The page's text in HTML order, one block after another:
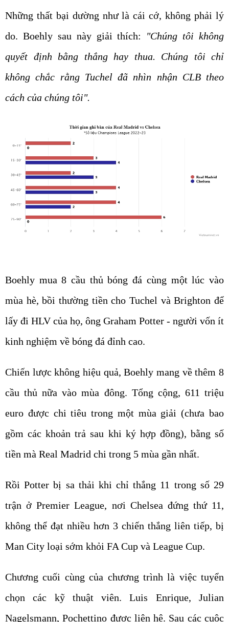
Những thất bại dường như là cái cớ, không phải lý
do. Boehly sau này giải thích: "Chúng tôi không
quyết định bằng thắng hay thua. Chúng tôi chỉ
không chắc rằng Tuchel đã nhìn nhận CLB theo
cách của chúng tôi".
Boehly mua 8 cầu thủ bóng đá cùng một lúc vào
mùa hè, bồi thường tiền cho Tuchel và Brighton để
lấy đi HLV của họ, ông Graham Potter - người vốn ít
kinh nghiệm về bóng đá đỉnh cao.
Chiến lược không hiệu quả, Boehly mang về thêm 8
cầu thủ nữa vào mùa đông. Tổng cộng, 611 triệu
euro được chi tiêu trong một mùa giải (chưa bao
gồm các khoản trả sau khi ký hợp đồng), bằng số
tiền mà Real Madrid chi trong 5 mùa gần nhất.
Rồi Potter bị sa thải khi chỉ thắng 11 trong số 29
trận ở Premier League, nơi Chelsea đứng thứ 11,
không thể đạt nhiều hơn 3 chiến thắng liên tiếp, bị
Man City loại sớm khỏi FA Cup và League Cup.
Chương cuối cùng của chương trình là việc tuyển
chọn các kỹ thuật viên. Luis Enrique, Julian
Nagelsmann, Pochettino được liên hệ. Sau các cuộc